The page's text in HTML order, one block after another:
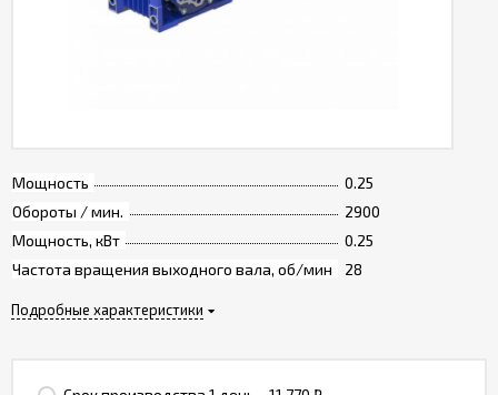
Мощность
0.25
Обороты / мин.
2900
Мощность, кВт
0.25
Частота вращения выходного вала, об/мин
28
Подробные характеристики